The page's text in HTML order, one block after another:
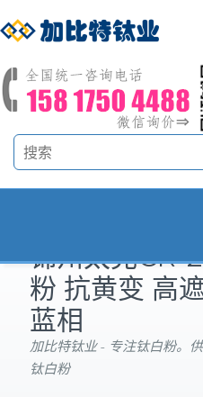
锦州太克CR-
粉 抗黄变 高
蓝相
加比特钛业 - 专注钛白粉。
钛白粉